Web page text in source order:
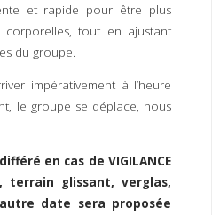
et rapide pour être plus
corporelles, tout en ajustant
du groupe.
impérativement à l’heure
le groupe se déplace, nous
en cas de VIGILANCE
terrain glissant, verglas,
date sera proposée